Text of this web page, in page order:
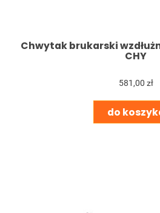
Chwytak brukarski
CHY
581,00 zł
do